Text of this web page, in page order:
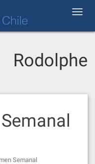
Chile
Rodolphe
Semanal